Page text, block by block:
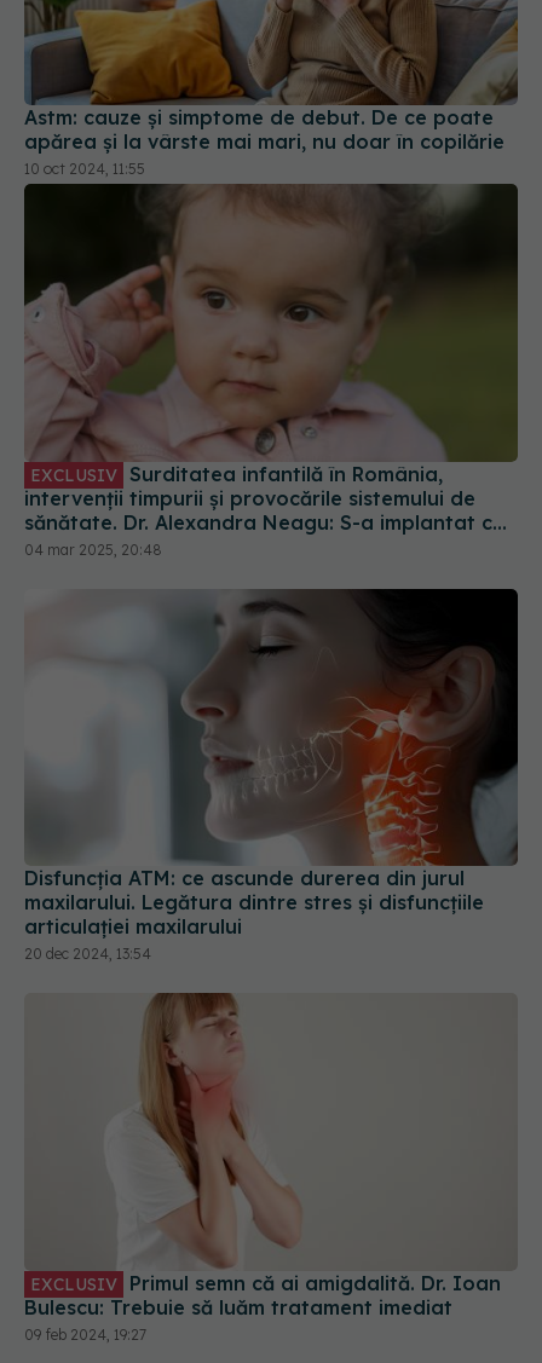
Astm: cauze și simptome de debut. De ce poate
apărea și la vârste mai mari, nu doar în copilărie
10 oct 2024, 11:55
EXCLUSIV
intervenții timpurii și provocările sistemului de
sănătate. Dr. Alexandra Neagu: S-a implantat cel
mai mic copil, la vârsta de 7 luni și 3 săptămâni
04 mar 2025, 20:48
Disfuncția ATM: ce ascunde durerea din jurul
maxilarului. Legătura dintre stres și disfuncțiile
articulației maxilarului
20 dec 2024, 13:54
EXCLUSIV
Bulescu: Trebuie să luăm tratament imediat
09 feb 2024, 19:27